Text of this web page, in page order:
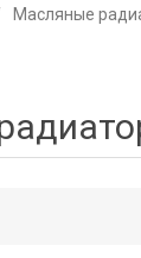
Масляные